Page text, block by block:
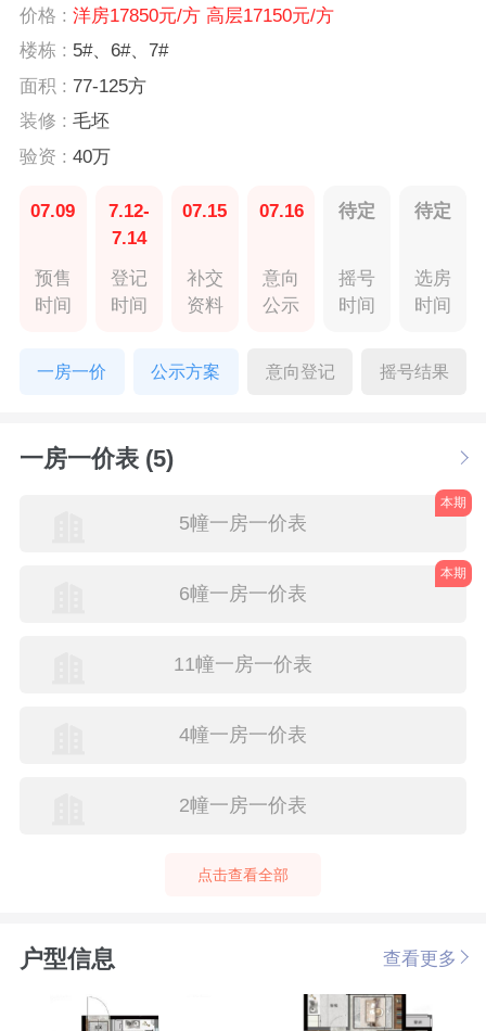
价格 : 洋房17850元/方 高层17150元/方
楼栋 : 5#、6#、7#
面积 : 77-125方
装修 : 毛坯
验资 : 40万
07.09
预售
时间
7.12-
7.14
登记
时间
07.15
补交
资料
07.16
意向
公示
待定
摇号
时间
待定
选房
时间
一房一价 公示方案 意向登记 摇号结果
一房一价表 (5)
5幢一房一价表
本期
6幢一房一价表
本期
11幢一房一价表
4幢一房一价表
2幢一房一价表
点击查看全部
户型信息 查看更多